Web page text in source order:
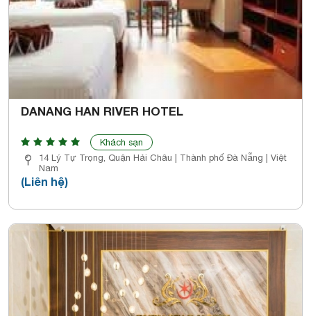
DANANG HAN RIVER HOTEL
Khách sạn
14 Lý Tự Trọng, Quận Hải Châu | Thành phố Đà Nẵng | Việt
Nam
(Liên hệ)